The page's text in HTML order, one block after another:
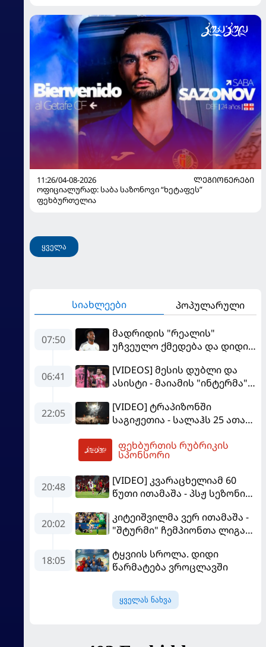
11:26/04-08-2026
ᲚᲔᲒᲘᲝᲜᲔᲠᲔᲑᲘ
ოფიციალურად: საბა საზონოვი “ხეტაფეს”
ფეხბურთელია
ყველა
სიახლეები პოპულარული
07:50
მადრიდის "რეალის"
უჩვეულო ქმედება და დიდი
მომავალი გადაწყდა
06:41
[VIDEOS] მესის დუბლი და
ასისტი - მაიამის "ინტერმა"
22:05
[VIDEO] ტრაპიზონში
საგიჟეთია - სალაჰს 25 ათასი
ფეხბურთის რუბრიკის
სპონსორი
20:48
[VIDEO] კვარაცხელიამ 60
წუთი ითამაშა - პსჟ სეზონის
"მალიორკასთან"
დამარცხდა
20:02
კიტეიშვილმა ვერ ითამაშა -
"შტურმი" ჩემპიონთა ლიგაზე
დამარცხდა
18:05
ტყვიის სროლა. დიდი
წარმატება ვროცლავში
ყველას ნახვა